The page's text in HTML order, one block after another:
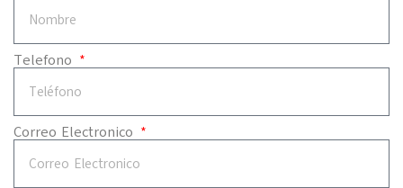
Telefono
Correo Electronico